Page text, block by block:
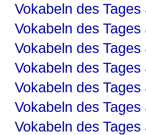
Vokabeln des
Vokabeln des
Vokabeln des
Vokabeln des
Vokabeln des
Vokabeln des Tages
Vokabeln des